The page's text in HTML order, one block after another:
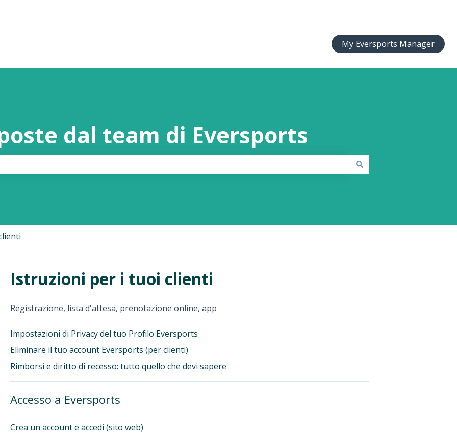
My Eversports Manager
dal team di Eversports
Istruzioni per i tuoi clienti
Registrazione, lista d'attesa, prenotazione online, app
Impostazioni di Privacy del tuo Profilo Eversports
Eliminare il tuo account Eversports (per clienti)
Rimborsi e diritto di recesso: tutto quello che devi sapere
Accesso a Eversports
Crea un account e accedi (sito web)